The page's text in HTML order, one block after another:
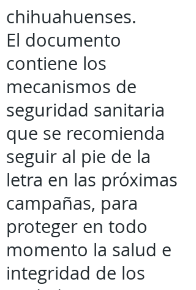
chihuahuenses.
El documento
contiene los
mecanismos de
seguridad sanitaria
que se recomienda
seguir al pie de la
letra en las próximas
campañas, para
proteger en todo
momento la salud e
integridad de los